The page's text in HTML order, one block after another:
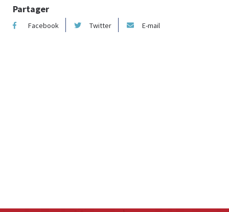
Partager
Facebook Twitter E-mail